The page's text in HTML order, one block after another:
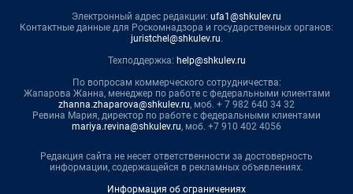
Электронный адрес редакции: ufa1@shkulev.ru
Контактные данные для Роскомнадзора и государственных органов:
juristchel@shkulev.ru.
Техподдержка: help@shkulev.ru
По вопросам коммерческого сотрудничества:
Жапарова Жанна, менеджер по работе с федеральными клиентами
zhanna.zhaparova@shkulev.ru, моб. + 7 982 640 34 32
Ревина Мария, директор по работе с федеральными клиентами
mariya.revina@shkulev.ru, моб. +7 910 402 4056
Редакция сайта не несет ответственности за достоверность
информации, содержащейся в рекламных объявлениях.
Информация об ограничениях